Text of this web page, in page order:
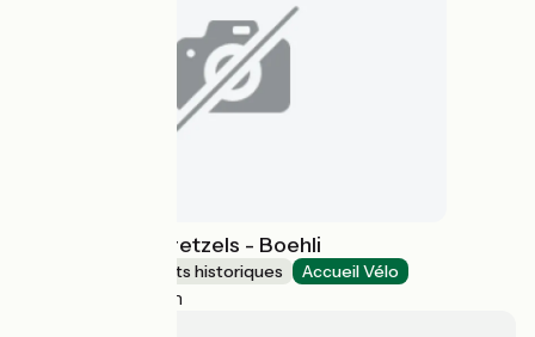
La Fabrique à Bretzels - Boehli
Sites et monuments historiques Accueil Vélo
Gundershoffen